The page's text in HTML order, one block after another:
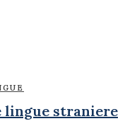
lingue straniere